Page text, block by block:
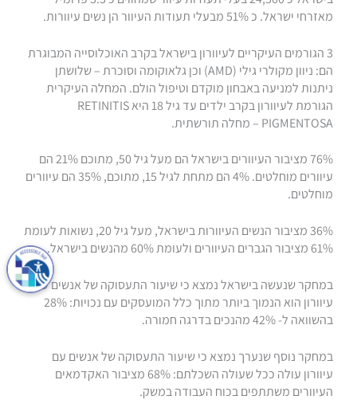
מאזרחי ישראל. כ 51% מבעלי תעודות העיוור הן נשים עיוורות.
3 הגורמים העיקריים לעיוורון בישראל בקרב האוכלוסייה המבוגרת
הם: ניוון מקולרי גילי (AMD) וכן גלאוקומה וסוכרת – שלושתן
ניתנות למניעה באבחון מוקדם וטיפול הולם. המחלה העיקרית
הגורמת לעיוורון בקרב ילדים עד גיל 18 היא RETINITIS
PIGMENTOSA – מחלה תורשתית.
76% מציבור העיוורים בישראל הם מעל גיל 50, מתוכם 21% הם
עיוורים מוחלטים. 4% הם מתחת לגיל 15, מתוכם, 35% הם עיוורים
מוחלטים.
36% מציבור הנשים העיוורות בישראל, מעל גיל 20, נשואות לעומת
61% מציבור הגברים העיוורים ולעומת 60% מהנשים בישראל.
במחקר שנעשה בישראל נמצא כי שיעור התעסוקה של אנשים עם
עיוורון הוא הנמוך ביותר מתוך כלל המועסקים עם נכויות: 28%
בהשוואה ל- 42% מהנכים בדרגה חמורה.
במחקר נוסף שנערך נמצא כי שיעור התעסוקה של אנשים עם
עיוורון עולה ככל שעולה השכלתם: 68% מציבור האקדמאים
העיוורים משתתפים בכוח העבודה במשק.